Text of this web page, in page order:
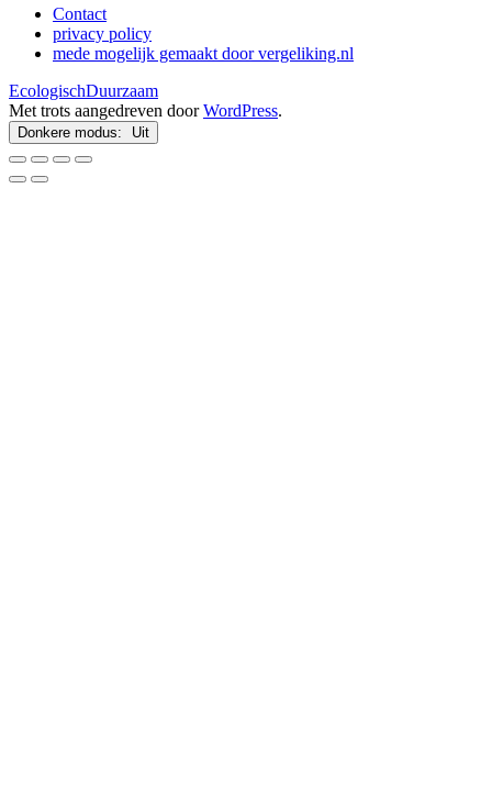
Contact
privacy policy
mede mogelijk gemaakt door vergeliking.nl
EcologischDuurzaam
Met trots aangedreven doorWordPress.
Donkere modus: